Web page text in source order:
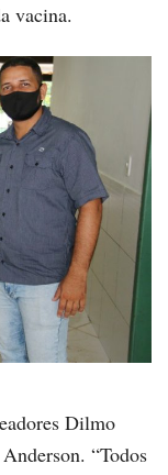
vacina.
Dilmo
“Todos